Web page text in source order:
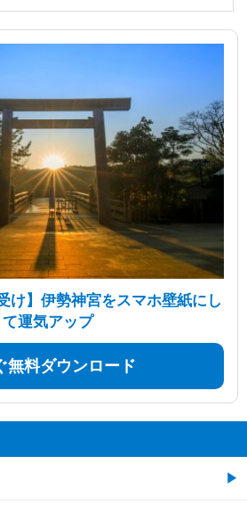
け】伊勢神宮をスマホ壁紙にし
て運気アップ
無料ダウンロード